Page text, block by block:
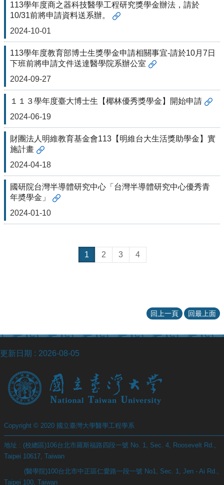
公
告
事
項
關
於
醫
課
程
教
學
生
訊
息
工
113學年度商之器科技醫學工程研究獎學金辦法，請於
10/31前將申請資料送系辦。
2024-10-01
113學年度教育部博士生獎學金申請相關事宜-請於10月7日
下班前將申請文件送達醫學院系辦公室
2024-09-27
１１３學年度臺大博士生【椰林優秀獎學金】開始申請
2024-06-19
財團法人明維教育基金會113【明維台大生活獎助學金】實
施計畫
2024-04-18
國研院台灣半導體研究中心「台灣半導體研究中心優秀青
年奬學金」
2024-01-10
1 2 3 4
回上一頁 回最上面
更新日期 2026-08-05
Copyright © 2020 國立臺灣大學醫學工程學系
地址 : (校總區)106台北市羅斯福路四段一號 No. 1, Sec. 4, Roosevelt Rd.,
Taipei 10617, Taiwan
(醫學院)100台北市中正區仁愛路一段一號 No1, Sec. 1, Jen - Ai Rd.,
Taipei 100, Taiwan